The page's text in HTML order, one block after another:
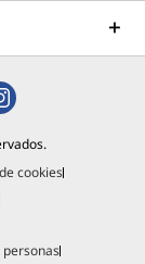
cookies